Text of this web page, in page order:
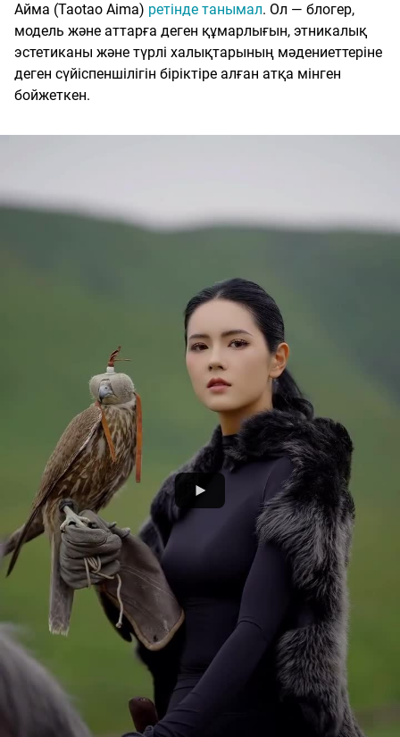
Айма (Taotao Aima) ретінде танымал. Ол — блогер,
модель және аттарға деген құмарлығын, этникалық
эстетиканы және түрлі халықтарының мәдениеттеріне
деген сүйіспеншілігін біріктіре алған атқа мінген
бойжеткен.